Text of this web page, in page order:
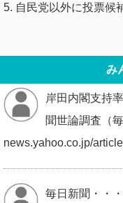
5. 自民党以外に投票候
み
岸田内閣支持
聞世論調査（
news.yahoo.co.jp/
毎日新聞・・